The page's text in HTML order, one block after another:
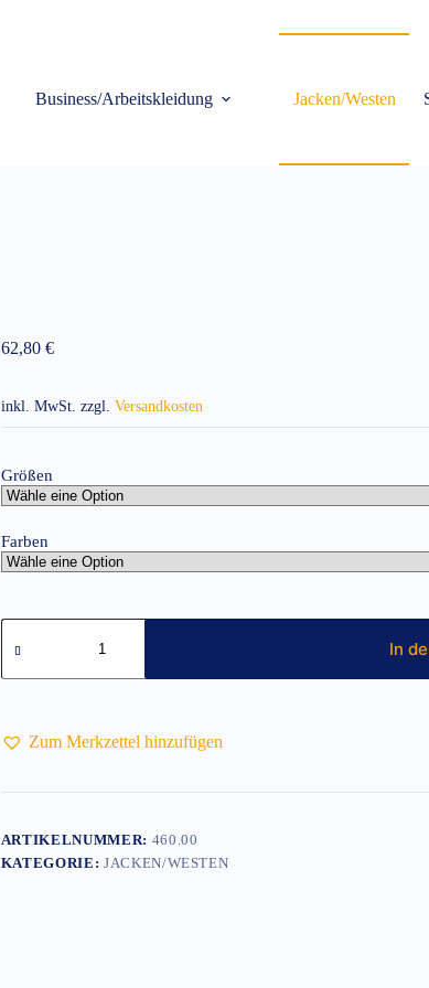
Business/Arbeitskleidung Jacken/Westen
62,80 €
inkl. MwSt. zzgl. Versandkosten
Größen
Farben
Damen
Softshellweste
In
Zum Merkzettel hinzufügen
ARTIKELNUMMER: 460.00
KATEGORIE: JACKEN/WESTEN